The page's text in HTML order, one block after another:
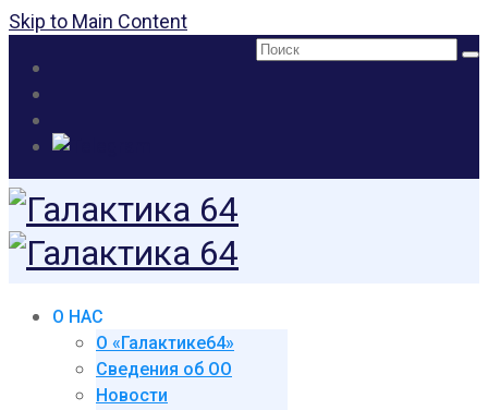
Skip to Main Content
Поиск:
О НАС
О «Галактике64»
Сведения об ОО
Новости